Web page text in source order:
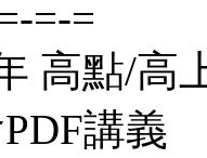
=-=
高點/高
講義